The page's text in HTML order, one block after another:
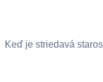
Keď je striedavá